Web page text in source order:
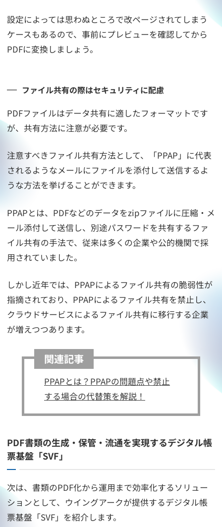
設定によっては思わぬところで改ページされてしまう
ケースもあるので、事前にプレビューを確認してから
PDFに変換しましょう。
ファイル共有の際はセキュリティに配慮
PDFファイルはデータ共有に適したフォーマットです
が、共有方法に注意が必要です。
注意すべきファイル共有方法として、「PPAP」に代表
されるようなメールにファイルを添付して送信するよ
うな方法を挙げることができます。
PPAPとは、PDFなどのデータをzipファイルに圧縮・メ
ール添付して送信し、別途パスワードを共有するファ
イル共有の手法で、従来は多くの企業や公的機関で採
用されていました。
しかし近年では、PPAPによるファイル共有の脆弱性が
指摘されており、PPAPによるファイル共有を禁止し、
クラウドサービスによるファイル共有に移行する企業
が増えつつあります。
関連記事
PPAPとは？PPAPの問題点や禁止
する場合の代替策を解説！
PDF書類の生成・保管・流通を実現するデジタル帳
票基盤「SVF」
次は、書類のPDF化から運用まで効率化するソリュー
ションとして、ウイングアークが提供するデジタル帳
票基盤「SVF」を紹介します。